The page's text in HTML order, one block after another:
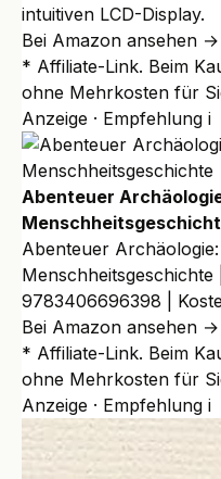
intuitiven LCD-Display.
Bei Amazon ansehen →
* Affiliate-Link. Beim
ohne Mehrkosten für
Anzeige · Empfehlung i
Abenteuer
Abenteuer
9783406696398 |
Bei Amazon ansehen →
* Affiliate-Link. Beim
ohne Mehrkosten für
Anzeige · Empfehlung i